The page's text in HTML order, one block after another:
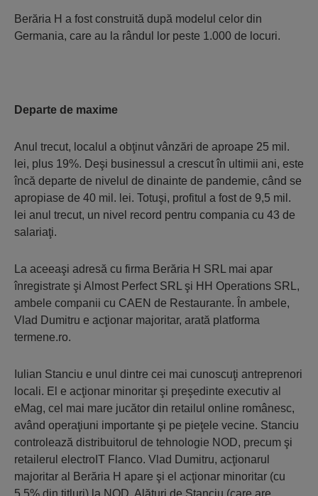
Berăria H a fost construită după modelul celor din
Germania, care au la rândul lor peste 1.000 de locuri.
Departe de maxime
Anul trecut, localul a obţinut vânzări de aproape 25 mil.
lei, plus 19%. Deşi businessul a crescut în ultimii ani, este
încă departe de nivelul de dinainte de pandemie, când se
apropiase de 40 mil. lei. Totuşi, profitul a fost de 9,5 mil.
lei anul trecut, un nivel record pentru compania cu 43 de
salariaţi.
La aceeaşi adresă cu firma Berăria H SRL mai apar
înregistrate şi Almost Perfect SRL şi HH Operations SRL,
ambele companii cu CAEN de Restaurante. În ambele,
Vlad Dumitru e acţionar majoritar, arată platforma
termene.ro.
Iulian Stanciu e unul dintre cei mai cunoscuţi antreprenori
locali. El e acţionar minoritar şi preşedinte executiv al
eMag, cel mai mare jucător din retailul online românesc,
având operaţiuni importante şi pe pieţele vecine. Stanciu
controlează distribuitorul de tehnologie NOD, precum şi
retailerul electroIT Flanco. Vlad Dumitru, acţionarul
majoritar al Berăria H apare şi el acţionar minoritar (cu
5,5% din titluri) la NOD. Alături de Stanciu (care are